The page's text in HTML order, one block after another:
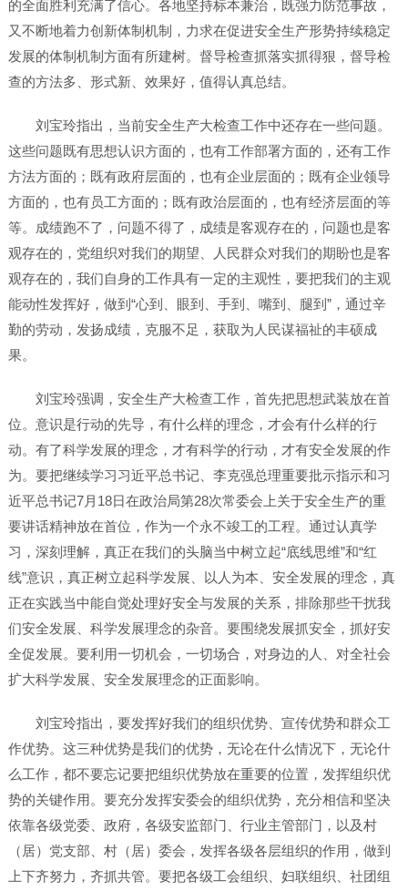
的全面胜利充满了信心。各地坚持标本兼治，既强力防范事故，
又不断地着力创新体制机制，力求在促进安全生产形势持续稳定
发展的体制机制方面有所建树。督导检查抓落实抓得狠，督导检
查的方法多、形式新、效果好，值得认真总结。
刘宝玲指出，当前安全生产大检查工作中还存在一些问题。
这些问题既有思想认识方面的，也有工作部署方面的，还有工作
方法方面的；既有政府层面的，也有企业层面的；既有企业领导
方面的，也有员工方面的；既有政治层面的，也有经济层面的等
等。成绩跑不了，问题不得了，成绩是客观存在的，问题也是客
观存在的，党组织对我们的期望、人民群众对我们的期盼也是客
观存在的，我们自身的工作具有一定的主观性，要把我们的主观
能动性发挥好，做到“心到、眼到、手到、嘴到、腿到”，通过辛
勤的劳动，发扬成绩，克服不足，获取为人民谋福祉的丰硕成
果。
刘宝玲强调，安全生产大检查工作，首先把思想武装放在首
位。意识是行动的先导，有什么样的理念，才会有什么样的行
动。有了科学发展的理念，才有科学的行动，才有安全发展的作
为。要把继续学习习近平总书记、李克强总理重要批示指示和习
近平总书记7月18日在政治局第28次常委会上关于安全生产的重
要讲话精神放在首位，作为一个永不竣工的工程。通过认真学
习，深刻理解，真正在我们的头脑当中树立起“底线思维”和“红
线”意识，真正树立起科学发展、以人为本、安全发展的理念，真
正在实践当中能自觉处理好安全与发展的关系，排除那些干扰我
们安全发展、科学发展理念的杂音。要围绕发展抓安全，抓好安
全促发展。要利用一切机会，一切场合，对身边的人、对全社会
扩大科学发展、安全发展理念的正面影响。
刘宝玲指出，要发挥好我们的组织优势、宣传优势和群众工
作优势。这三种优势是我们的优势，无论在什么情况下，无论什
么工作，都不要忘记要把组织优势放在重要的位置，发挥组织优
势的关键作用。要充分发挥安委会的组织优势，充分相信和坚决
依靠各级党委、政府，各级安监部门、行业主管部门，以及村
（居）党支部、村（居）委会，发挥各级各层组织的作用，做到
上下齐努力，齐抓共管。要把各级工会组织、妇联组织、社团组